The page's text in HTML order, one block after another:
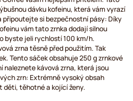
dávku kofeinu, která vám vyrazí
připoutejte si bezpečnostní pásy: Díky
vám tato zrnka dodají silnou
byste jeli rychlostí 100 km/h.
zrna těsně před použitím. Tak
Tento sáček obsahuje 250 g zrnkové
naleznete kávová zrna, která jsou
zrn: Extrémně vysoký obsah
děti, těhotné a kojící ženy.